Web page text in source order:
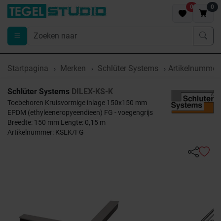
0 0
Startpagina Merken Schlüter Systems Artikelnummer
Schlüter Systems DILEX-KS-K
Toebehoren Kruisvormige inlage 150x150 mm
EPDM (ethyleeneropyeendieen) FG - voegengrijs
Breedte: 150 mm Lengte: 0,15 m
Artikelnummer: KSEK/FG